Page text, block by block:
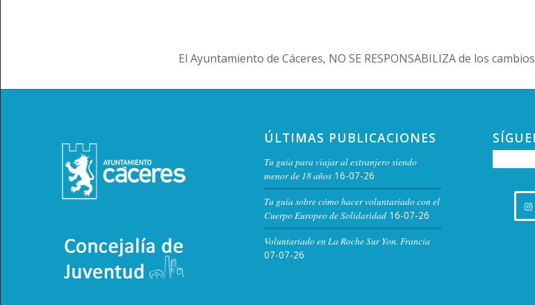
El Ayuntamiento de Cáceres, NO SE RESPONSABILIZA de los
ÚLTIMAS PUBLICACIONES
Tu guía para viajar al extranjero siendo
menor de 18 años 16-07-26
Tu guía sobre cómo hacer voluntariado con el
Cuerpo Europeo de Solidaridad 16-07-26
Voluntariado en La Roche Sur Yon. Francia
07-07-26